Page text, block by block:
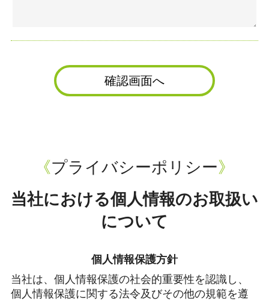
プライバシーポリシー
当社における個人情報のお取扱い
について
個人情報保護方針
当社は、個人情報保護の社会的重要性を認識し、
個人情報保護に関する法令及びその他の規範を遵